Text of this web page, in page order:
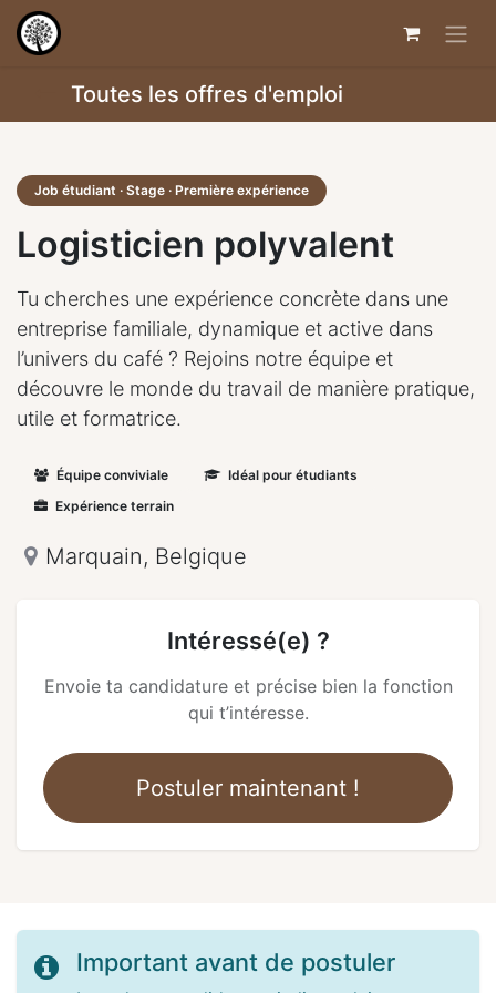
Toutes les offres d'emploi
Job étudiant · Stage · Première expérience
Logisticien polyvalent
Tu cherches une expérience concrète dans une
entreprise familiale, dynamique et active dans
l’univers du café ? Rejoins notre équipe et
découvre le monde du travail de manière pratique,
utile et formatrice.
Équipe conviviale
Idéal pour étudiants
Expérience terrain
Marquain, Belgique
Intéressé(e) ?
Envoie ta candidature et précise bien la fonction
qui t’intéresse.
Postuler maintenant !
Important avant de postuler